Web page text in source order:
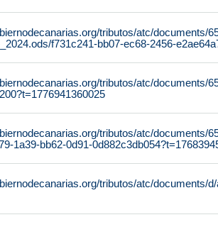
tributos/atc/documents/
f731c241-bb07-ec68-2456-
tributos/atc/documents/
tributos/atc/documents/
1a39-bb62-0d91-
tributos/atc/documents/